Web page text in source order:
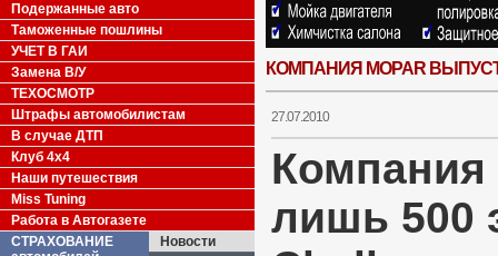
Подержанные авто
Таможенные пошлины
УЧЕТ В ГАИ
Замена В/У
ТЕХОСМОТР
Штрафы автомобилистам
В случае ДТП
Клуб 4x4
Наши путешествия
Miss Tuning
Работа в Автогазете
СТРАХОВАНИЕ
Новости
КОМПАНИЯ MOPAR
27.07.2010
лишь 500